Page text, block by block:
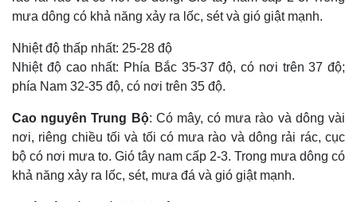
mưa dông có khả năng xảy ra lốc, sét và gió giật mạnh.
Nhiệt độ thấp nhất: 25-28 độ
Nhiệt độ cao nhất: Phía Bắc 35-37 độ, có nơi trên 37 độ;
phía Nam 32-35 độ, có nơi trên 35 độ.
Cao nguyên Trung Bộ: Có mây, có mưa rào và dông vài
nơi, riêng chiều tối và tối có mưa rào và dông rải rác, cục
bộ có nơi mưa to. Gió tây nam cấp 2-3. Trong mưa dông có
khả năng xảy ra lốc, sét, mưa đá và gió giật mạnh.